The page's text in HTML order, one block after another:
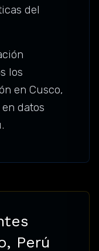
del
los
en Cusco,
datos
Perú